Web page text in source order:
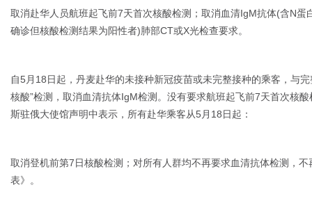
取消赴华人员航班起飞前7天首次核酸检测；取消血清IgM抗体(含N
确诊但核酸检测结果为阳性者)肺部CT或X光检查要求。
自5月18日起，丹麦赴华的未接种新冠疫苗或未完整接种的乘客，与
核酸”检测，取消血清抗体IgM检测。没有要求航班起飞前7天首次核
斯驻俄大使馆声明中表示，所有赴华乘客从5月18日起：
取消登机前第7日核酸检测；对所有人群均不再要求血清抗体检测，
表》。